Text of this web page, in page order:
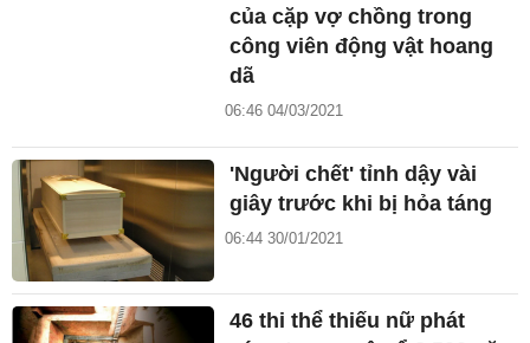
của cặp vợ chồng trong
công viên động vật hoang
dã
06:46 04/03/2021
'Người chết' tỉnh dậy vài
giây trước khi bị hỏa táng
06:44 30/01/2021
46 thi thể thiếu nữ phát